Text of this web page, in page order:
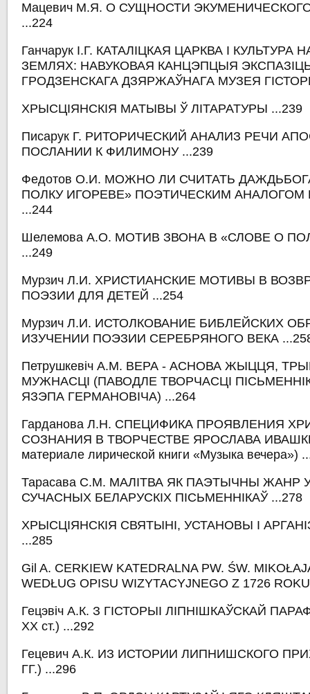
Мацевич М.Я. О СУЩНОСТИ
...224
Ганчарук І.Г. КАТАЛІЦКАЯ ЦАРКВА І КУЛЬТУРА
ЗЕМЛЯХ: НАВУКОВАЯ КАНЦЭПЦЫЯ
ГРОДЗЕНСКАГА ДЗЯРЖАЎНАГА МУЗЕЯ
ХРЫСЦІЯНСКІЯ МАТЫВЫ Ў ЛІТАРАТУРЫ ...239
Писарук Г. РИТОРИЧЕСКИЙ АНАЛИЗ РЕЧИ
ПОСЛАНИИ К ФИЛИМОНУ ...239
Федотов О.И. МОЖНО ЛИ СЧИТАТЬ
ПОЛКУ ИГОРЕВЕ» ПОЭТИЧЕСКИМ АНАЛОГОМ
...244
Шелемова А.О. МОТИВ ЗВОНА В «СЛОВЕ О
...249
Мурзич Л.И. ХРИСТИАНСКИЕ МОТИВЫ В
ПОЭЗИИ ДЛЯ ДЕТЕЙ ...254
Мурзич Л.И. ИСТОЛКОВАНИЕ БИБЛЕЙСКИХ
ИЗУЧЕНИИ ПОЭЗИИ СЕРЕБРЯНОГО ВЕКА
Петрушкевіч А.М. ВЕРА - АСНОВА ЖЫЦЦЯ,
МУЖНАСЦІ (ПАВОДЛЕ ТВОРЧАСЦІ
ЯЗЭПА ГЕРМАНОВІЧА) ...264
Гарданова Л.Н. СПЕЦИФИКА ПРОЯВЛЕНИЯ
СОЗНАНИЯ В ТВОРЧЕСТВЕ ЯРОСЛАВА
материале лирической книги «Музыка вечера»)
Тарасава С.М. МАЛІТВА ЯК ПАЭТЫЧНЫ ЖАНР
СУЧАСНЫХ БЕЛАРУСКІХ ПІСЬМЕННІКАЎ ...278
ХРЫСЦІЯНСКІЯ СВЯТЫНІ, УСТАНОВЫ І
...285
Gil A. CERKIEW KATEDRALNA PW. ŚW.
WEDŁUG OPISU WIZYTACYJNEGO Z 1726
Гецэвіч А.К. З ГІСТОРЫІ ЛІПНІШКАЎСКАЙ
XX ст.) ...292
Гецевич А.К. ИЗ ИСТОРИИ ЛИПНИШСКОГО
ГГ.) ...296